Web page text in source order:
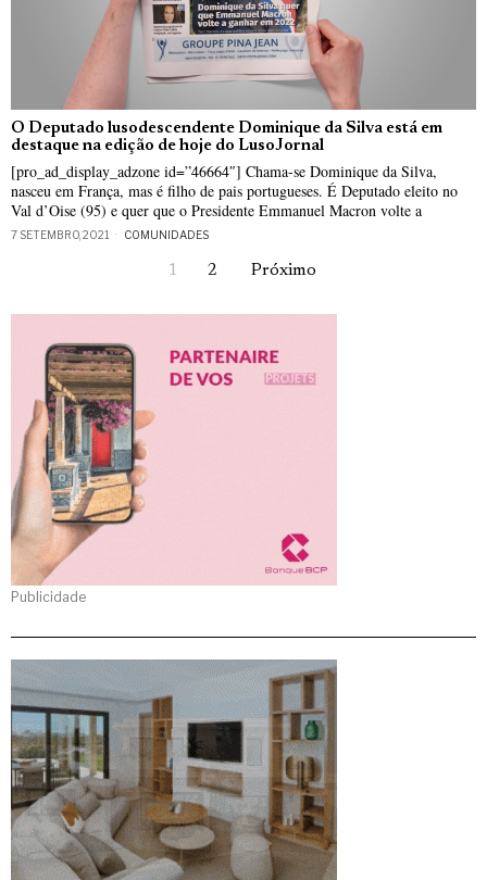
O Deputado lusodescendente Dominique da Silva está em
destaque na edição de hoje do LusoJornal
[pro_ad_display_adzone id=”46664″] Chama-se Dominique da Silva,
nasceu em França, mas é filho de pais portugueses. É Deputado eleito no
Val d’Oise (95) e quer que o Presidente Emmanuel Macron volte a
7 SETEMBRO, 2021 COMUNIDADES
1 2 Próximo
Publicidade